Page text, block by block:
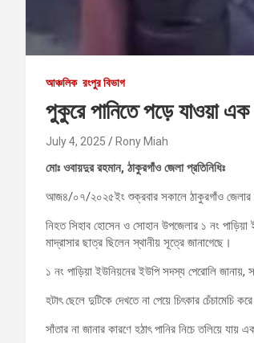
আঞ্চলিক রংপুর বিভাগ
পুকুরে পানিতে পড়ে যাওয়া
July 4, 2025 Rony Miah
মোঃ ওবায়দুর রহমান, ঠাকুরগাঁও জেলা প্রতিনিধিঃ
আজ৪/০৭/২০২৫ইং শুক্রবার সকালে ঠাকুরগাঁও জেলার
নিহত সিহাব হোসেন ও সোহান উপজেলার ১ নং
মাদ্রাসার ছাত্র ছিলেন স্থানীয় সূত্রে জানাগেছে।
১ নং পাড়িয়া ইউনিয়নের ইউপি সদস্য পেরোলি জানায়,
হটাৎ ছেলে দুটিকে দেখতে না পেয়ে চিৎকার
সাঁতার না জানার কারণে হঠাৎ পানির নিচে তলিয়ে